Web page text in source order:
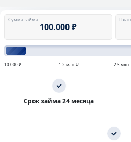
Сумма займа
10 000 ₽ 1.2 млн. ₽ 2.5 млн.
Срок займа 24 месяца